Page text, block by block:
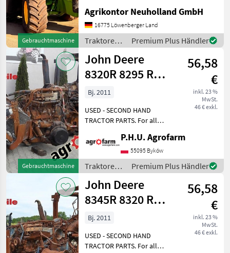
Gebrauchtmaschine
Kabine ! WICHTIG, auch
wenn Sie mit uns per
WhatsApp oder ähnlich
chatten und daraufhin
Maschinen k
Agrikontor Neuholland GmbH
16775 Löwenberger Land
Traktoren /
John Deere
Premium Plus Händler
Gebrauchtmaschine
John Deere
8320R 8295 R
8345R parts,
pieces
56,58
€
inkl. 23 %
MwSt.
46 € exkl.
Bj. 2011
USED - SECOND HAND
TRACTOR PARTS. For all
message by e-mail either
whatsapp. TRAKTOR -
SCHLEPPER ERSATZTEILE.
Bei weiteren fragen
kontaktieren
P.H.U. Agrofarm
55095 Byków
Traktoren /
John Deere
Premium Plus Händler
John Deere
8345R 8320 R
8260 parts,
pieces
56,58
€
inkl. 23 %
MwSt.
46 € exkl.
Bj. 2011
USED - SECOND HAND
TRACTOR PARTS. For all